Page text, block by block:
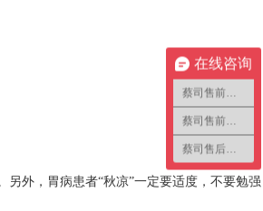
外，胃病患者“秋凉”一定要适度，不要勉强
在线咨询
蔡司售前咨询1
蔡司售前咨询2
蔡司售后咨询